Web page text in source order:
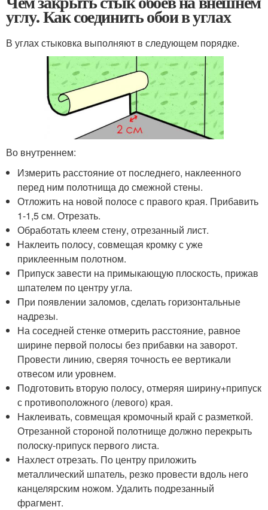
углу. Как соединить обои в углах
В углах стыковка выполняют в следующем порядке.
Во внутреннем:
Измерить расстояние от последнего, наклеенного
перед ним полотнища до смежной стены.
Отложить на новой полосе с правого края. Прибавить
1-1,5 см. Отрезать.
Обработать клеем стену, отрезанный лист.
Наклеить полосу, совмещая кромку с уже
приклеенным полотном.
Припуск завести на примыкающую плоскость, прижав
шпателем по центру угла.
При появлении заломов, сделать горизонтальные
надрезы.
На соседней стенке отмерить расстояние, равное
ширине первой полосы без прибавки на заворот.
Провести линию, сверяя точность ее вертикали
отвесом или уровнем.
Подготовить вторую полосу, отмеряя ширину+припуск
с противоположного (левого) края.
Наклеивать, совмещая кромочный край с разметкой.
Отрезанной стороной полотнище должно перекрыть
полоску-припуск первого листа.
Нахлест отрезать. По центру приложить
металлический шпатель, резко провести вдоль него
канцелярским ножом. Удалить подрезанный
фрагмент.